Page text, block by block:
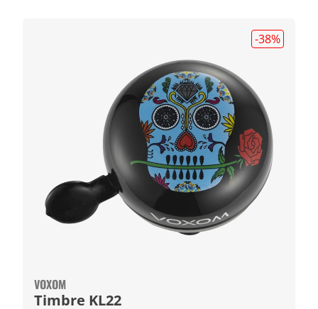
-38%
VOXOM
Timbre KL22